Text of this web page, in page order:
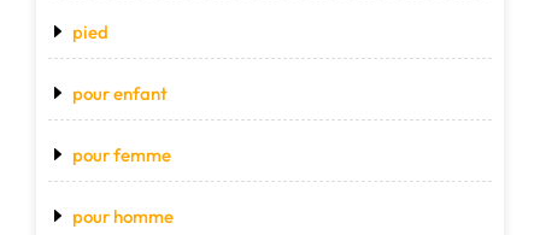
pied
pour enfant
pour femme
pour homme